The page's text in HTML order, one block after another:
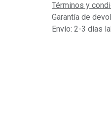
Términos y
Garantía de
Envío: 2-3 días